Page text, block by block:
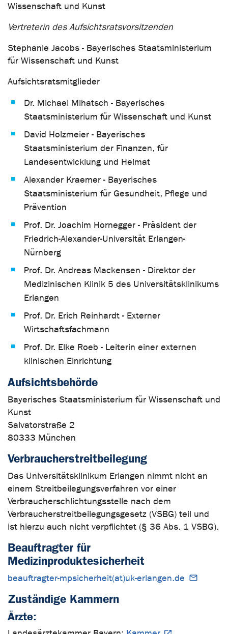
Wissenschaft und Kunst
Vertreterin des Aufsichtsratsvorsitzenden
Stephanie Jacobs - Bayerisches Staatsministerium
für Wissenschaft und Kunst
Aufsichtsratsmitglieder
Dr. Michael Mihatsch - Bayerisches
Staatsministerium für Wissenschaft und Kunst
David Holzmeier - Bayerisches
Staatsministerium der Finanzen, für
Landesentwicklung und Heimat
Alexander Kraemer - Bayerisches
Staatsministerium für Gesundheit, Pflege und
Prävention
Prof. Dr. Joachim Hornegger - Präsident der
Friedrich-Alexander-Universität Erlangen-
Nürnberg
Prof. Dr. Andreas Mackensen - Direktor der
Medizinischen Klinik 5 des Universitätsklinikums
Erlangen
Prof. Dr. Erich Reinhardt - Externer
Wirtschaftsfachmann
Prof. Dr. Elke Roeb - Leiterin einer externen
klinischen Einrichtung
Aufsichtsbehörde
Bayerisches Staatsministerium für Wissenschaft und
Kunst
Salvatorstraße 2
80333 München
Verbraucherstreitbeilegung
Das Universitätsklinikum Erlangen nimmt nicht an
einem Streitbeilegungsverfahren vor einer
Verbraucherschlichtungsstelle nach dem
Verbraucherstreitbeilegungsgesetz (VSBG) teil und
ist hierzu auch nicht verpflichtet (§ 36 Abs. 1 VSBG).
Beauftragter für
Medizinproduktesicherheit
beauftragter-mpsicherheit(at)uk-erlangen.de
Zuständige Kammern
Ärzte: